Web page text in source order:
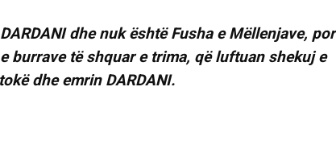
dhe nuk është Fusha e Mëllenjave, por
burrave të shquar e trima, që luftuan shekuj e
dhe emrin DARDANI.